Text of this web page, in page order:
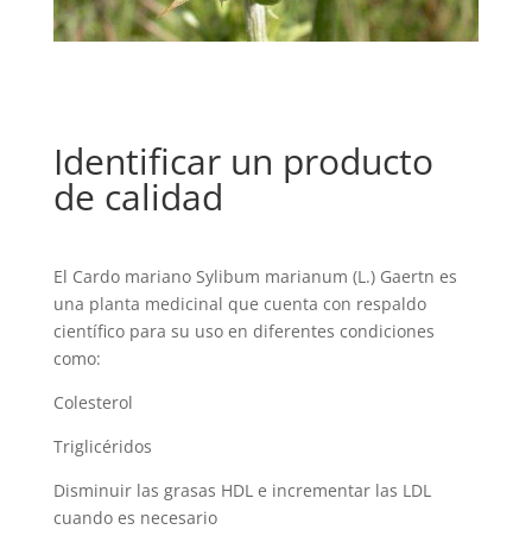
Identificar un producto
de calidad
El Cardo mariano Sylibum marianum (L.) Gaertn es
una planta medicinal que cuenta con respaldo
científico para su uso en diferentes condiciones
como:
Colesterol
Triglicéridos
Disminuir las grasas HDL e incrementar las LDL
cuando es necesario